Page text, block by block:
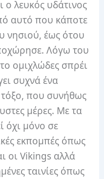
ο λευκός υδάτινος
αυτό που κάποτε
νησιού, έως ότου
Λόγω του
ομιχλώδες σπρέι
συχνά ένα
που συνήθως
μέρες. Με τα
όχι μόνο σε
εκπομπές όπως
οι Vikings αλλά
ταινίες όπως